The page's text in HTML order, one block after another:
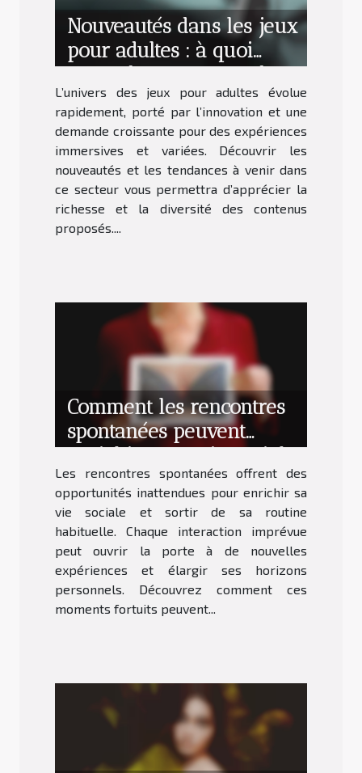
Nouveautés dans les jeux
pour adultes : à quoi
s'attendre en termes de
contenu ?
L’univers des jeux pour adultes évolue
rapidement, porté par l’innovation et une
demande croissante pour des expériences
immersives et variées. Découvrir les
nouveautés et les tendances à venir dans
ce secteur vous permettra d’apprécier la
richesse et la diversité des contenus
proposés....
Comment les rencontres
spontanées peuvent
enrichir votre vie sociale
?
Les rencontres spontanées offrent des
opportunités inattendues pour enrichir sa
vie sociale et sortir de sa routine
habituelle. Chaque interaction imprévue
peut ouvrir la porte à de nouvelles
expériences et élargir ses horizons
personnels. Découvrez comment ces
moments fortuits peuvent...